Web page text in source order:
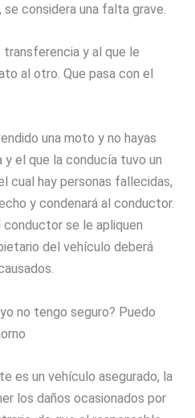
se considera una falta grave.
y al que le
al otro. Que pasa con el
una moto y no hayas
el que la conducía tuvo un
cual hay personas fallecidas,
y condenará al conductor.
conductor se le apliquen
del vehículo deberá
no tengo seguro? Puedo
es un vehículo asegurado, la
los daños ocasionados por